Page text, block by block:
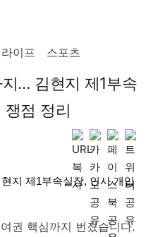
라이프 스포츠
지… 김현지 제1부속
쟁점 정리
권 핵심까지 번졌습니다.